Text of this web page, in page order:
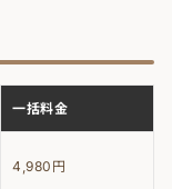
一括料金
4,980円